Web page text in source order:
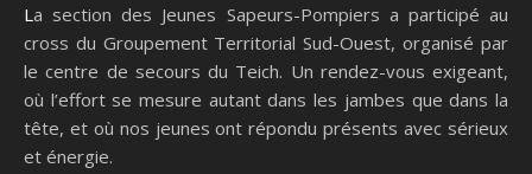
La section des Jeunes Sapeurs-Pompiers a participé au
cross du Groupement Territorial Sud-Ouest, organisé par
le centre de secours du Teich. Un rendez-vous exigeant,
où l’effort se mesure autant dans les jambes que dans la
tête, et où nos jeunes ont répondu présents avec sérieux
et énergie.